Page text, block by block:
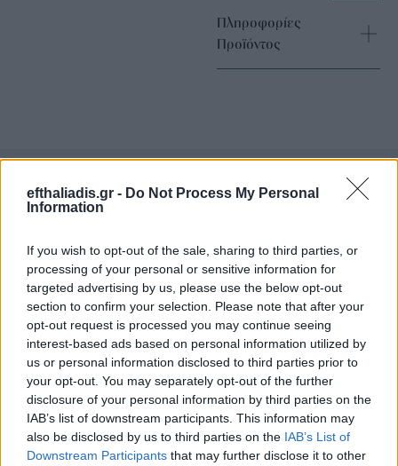
efthaliadis.gr - Do Not Process My Personal
Information
If you wish to opt-out of the sale, sharing to third parties, or
processing of your personal or sensitive information for
targeted advertising by us, please use the below opt-out
section to confirm your selection. Please note that after your
opt-out request is processed you may continue seeing
interest-based ads based on personal information utilized by
us or personal information disclosed to third parties prior to
your opt-out. You may separately opt-out of the further
disclosure of your personal information by third parties on the
IAB’s list of downstream participants. This information may
also be disclosed by us to third parties on the IAB’s List of
Downstream Participants that may further disclose it to other
Πληροφορίες
Προϊόντος
Ανακαλύψτε τα κοσμήματα που αγαπήθηκαν περισσότερο!
Εδώ θα βρείτε τις κορυφαίες επιλογές που ξεχωρίζουν για
το μοναδικό τους στυλ και την εξαιρετική τους ποιότητα.
ΑΝΟΞΕΊΔΩΤΟ ΑΤΣΆΛΙ -10%